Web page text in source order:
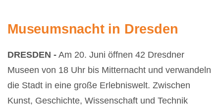
Museumsnacht in Dresden
DRESDEN - Am 20. Juni öffnen 42 Dresdner
Museen von 18 Uhr bis Mitternacht und verwandeln
die Stadt in eine große Erlebniswelt. Zwischen
Kunst, Geschichte, Wissenschaft und Technik